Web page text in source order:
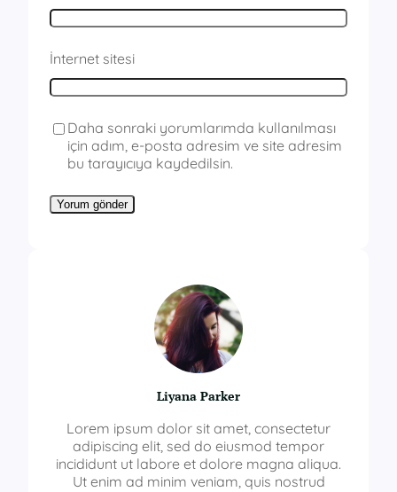
İnternet sitesi
Daha sonraki yorumlarımda kullanılması
için adım, e-posta adresim ve site adresim
bu tarayıcıya kaydedilsin.
Liyana Parker
Lorem ipsum dolor sit amet, consectetur
adipiscing elit, sed do eiusmod tempor
incididunt ut labore et dolore magna aliqua.
Ut enim ad minim veniam, quis nostrud